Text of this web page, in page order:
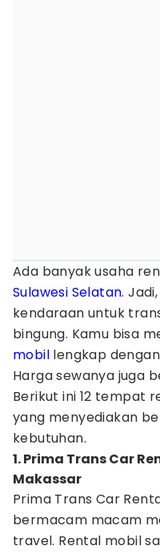
Ada banyak usaha
Sulawesi Selatan.
kendaraan untuk
bingung. Kamu bisa
mobil lengkap
Harga sewanya juga
Berikut ini 12 tempat
yang menyediakan
kebutuhan.
1. Prima Trans Car
Makassar
Prima Trans Car
bermacam macam
travel. Rental mobil